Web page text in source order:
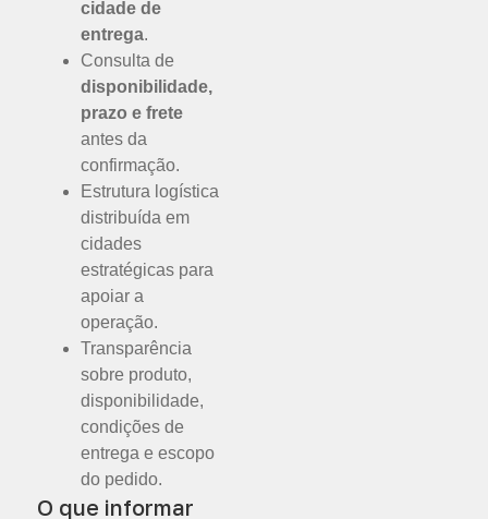
cidade de
entrega.
Consulta de
disponibilidade,
prazo e frete
antes da
confirmação.
Estrutura logística
distribuída em
cidades
estratégicas para
apoiar a
operação.
Transparência
sobre produto,
disponibilidade,
condições de
entrega e escopo
do pedido.
O que informar